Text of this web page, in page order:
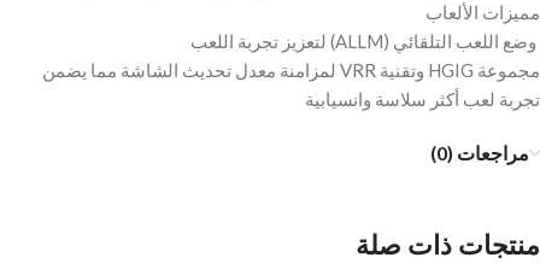
مميزات الألعاب
وضع اللعب التلقائي (ALLM) لتعزيز تجربة اللعب
مجموعة HGIG وتقنية VRR لمزامنة معدل تحديث الشاشة مما يضمن
تجربة لعب أكثر سلاسة وانسيابية
مراجعات (0)
منتجات ذات صلة